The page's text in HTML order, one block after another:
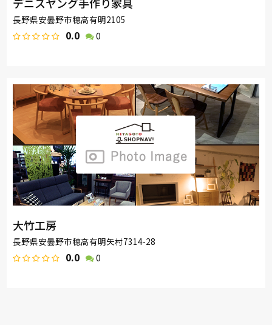
長野県安曇野市穂高有明2105
0.0 0
大竹工房
長野県安曇野市穂高有明矢村7314-28
0.0 0